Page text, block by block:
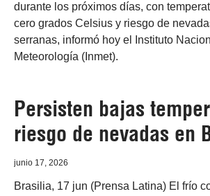
durante los próximos días, con
cero grados Celsius y riesgo de
serranas, informó hoy el Instituto
Meteorología (Inmet).
Persisten bajas
riesgo de nevadas en
junio 17, 2026
Brasilia, 17 jun (Prensa Latina) El frío